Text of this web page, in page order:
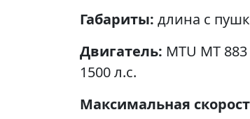
Габариты: длина с
Двигатель: MTU MT
1500 л.с.
Максимальная